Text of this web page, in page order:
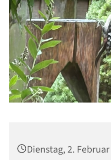
Dienstag, 2.